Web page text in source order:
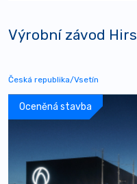
Výrobní závod
Česká republika/Vsetín
Oceněná stavba